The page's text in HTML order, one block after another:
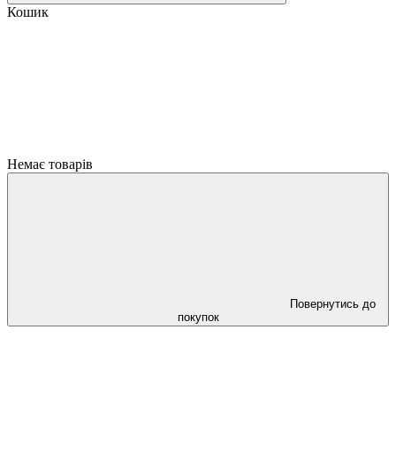
Кошик
Немає товарів
Повернутись до
покупок